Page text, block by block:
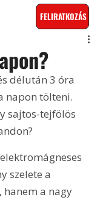
FELIRATKOZÁS
délután 3 óra
napon tölteni.
sajtos-tejfölös
szelete a
hanem a nagy